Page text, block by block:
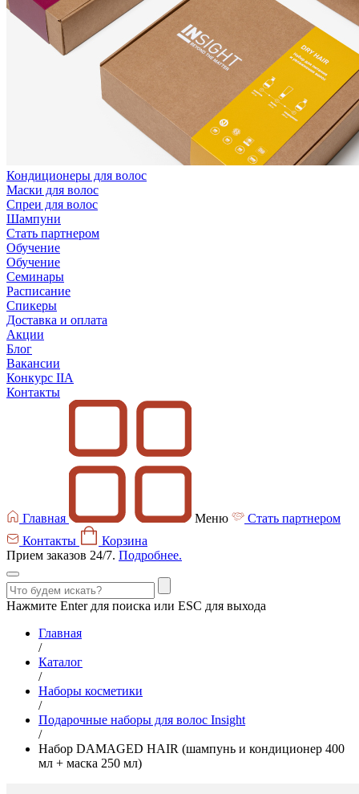
Кондиционеры для волос
Маски для волос
Спреи для волос
Шампуни
Стать партнером
Обучение
Обучение
Семинары
Расписание
Спикеры
Доставка и оплата
Акции
Блог
Вакансии
Конкурс IIA
Контакты
Главная Меню
Стать партнером
Контакты
Корзина
Прием заказов 24/7. Подробнее.
Нажмите Enter для поиска или ESC для выхода
Главная
/
Каталог
/
Наборы косметики
/
Подарочные наборы для волос Insight
/
Набор DAMAGED HAIR (шампунь и кондиционер 400
мл + маска 250 мл)